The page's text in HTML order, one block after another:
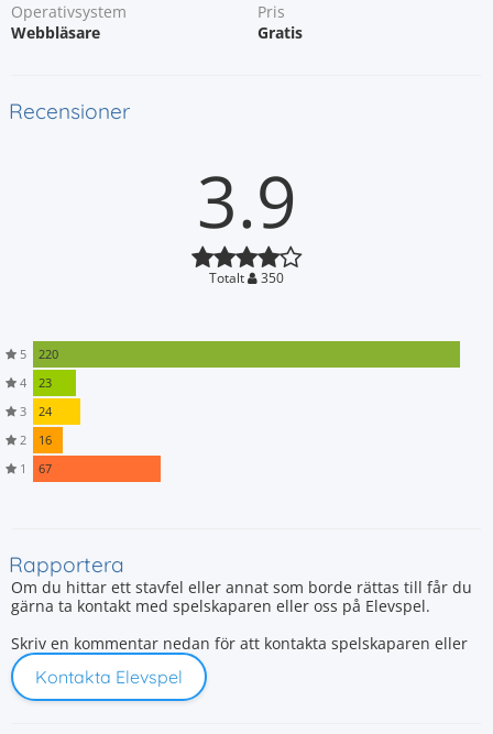
Operativsystem
Webbläsare
Pris
Gratis
Recensioner
3.9
Totalt 350
5
220
4
23
3
24
2
16
1
67
Rapportera
Om du hittar ett stavfel eller annat som borde rättas till får du
gärna ta kontakt med spelskaparen eller oss på Elevspel.
Skriv en kommentar nedan för att kontakta spelskaparen eller
Kontakta Elevspel